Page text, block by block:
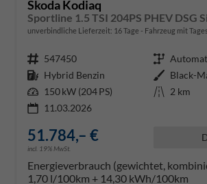
Skoda Kodiaq
unverbindliche Lieferzeit: 16 Tage Fahrzeug mit
Fahrzeugnr. 547450 Getriebe
Kraftstoff Hybrid Benzin Außenfarbe Black-
Leistung 150 kW (204 PS) Kilometerstand 2 km
11.03.2026
51.784,– €
incl. 19% MwSt.
Energieverbrauch (gewichtet,
1,70 l/100km + 14,30 kWh/100km